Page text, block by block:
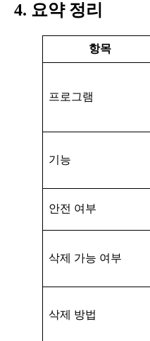
4. 요약 정리
항목
프로그램
기능
안전 여부
삭제 가능 여부
삭제 방법